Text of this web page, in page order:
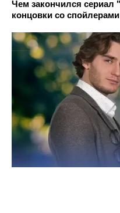
Чем закончился
концовки со спойлерами